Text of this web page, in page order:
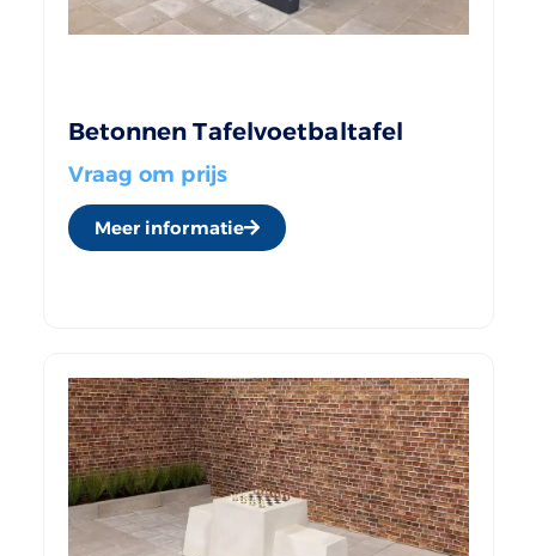
Betonnen Tafelvoetbaltafel
Vraag om prijs
Meer informatie